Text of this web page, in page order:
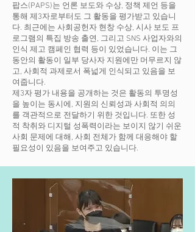
팝스(PAPS)는 언론 보도와 수상, 정책 제언 등을
통해 제3자로부터도 그 활동을 평가받고 있습니
다. 최근에는 사회공헌자 현창 수상, 시사 보도 프
로그램의 특집 방송 출연, 그리고 SNS 사업자와의
인식 제고 캠페인 협력 등이 있었습니다. 이는 그
동안의 활동이 일부 당사자 지원에만 머무르지 않
고, 사회적 과제로서 폭넓게 인식되고 있음을 보
여줍니다.
제3자 평가 내용을 공개하는 것은 활동의 투명성
을 높이는 동시에, 지원의 신뢰성과 사회적 의의
를 객관적으로 전달하기 위한 것입니다. 또한 성
적 착취와 디지털 성폭력이라는 보이지 않기 쉬운
사회 문제에 대해, 사회 전체가 함께 대응해야 할
필요성이 있음을 보여주고 있습니다.